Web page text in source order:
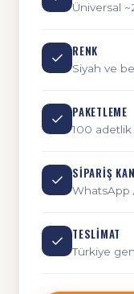
Üniversal
RENK
Siyah ve
PAKETLEME
100
SIPARIŞ
WhatsApp
TESLIMAT
Türkiye